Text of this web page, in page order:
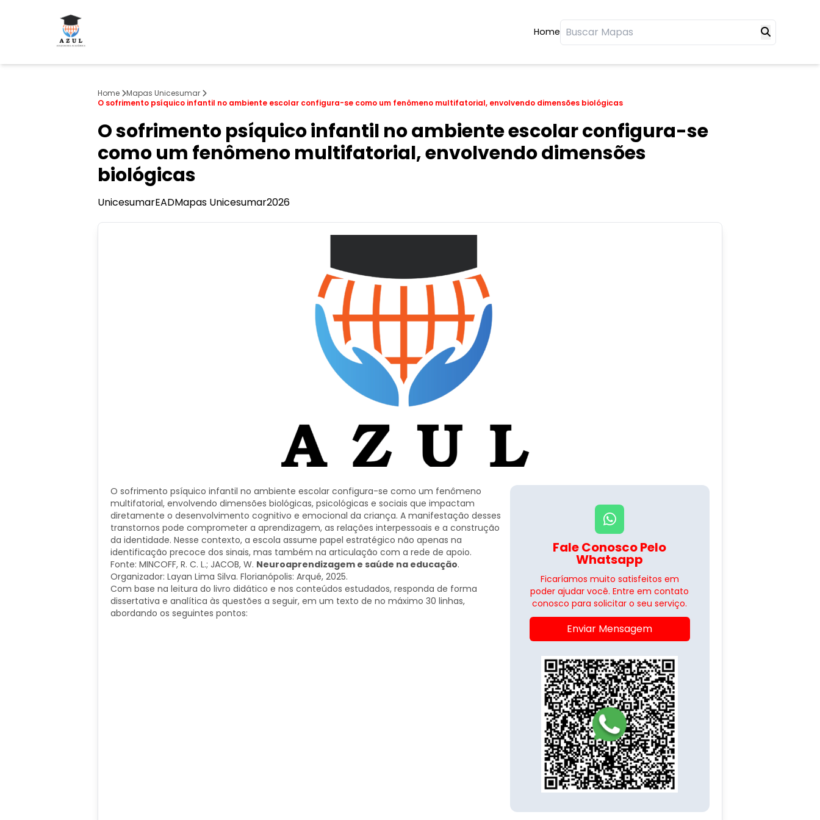
Home
Home
Mapas Unicesumar
O sofrimento psíquico infantil no ambiente escolar configura-se como um fenômeno multifatorial, envolvendo dimensões biológicas
O sofrimento psíquico infantil no ambiente escolar configura-se
como um fenômeno multifatorial, envolvendo dimensões
biológicas
UnicesumarEADMapas Unicesumar2026
O sofrimento psíquico infantil no ambiente escolar configura-se como um fenômeno
multifatorial, envolvendo dimensões biológicas, psicológicas e sociais que impactam
diretamente o desenvolvimento cognitivo e emocional da criança. A manifestação desses
transtornos pode comprometer a aprendizagem, as relações interpessoais e a construção
da identidade. Nesse contexto, a escola assume papel estratégico não apenas na
identificação precoce dos sinais, mas também na articulação com a rede de apoio.
Fonte: MINCOFF, R. C. L.; JACOB, W. Neuroaprendizagem e saúde na educação.
Organizador: Layan Lima Silva. Florianópolis: Arqué, 2025.
Com base na leitura do livro didático e nos conteúdos estudados, responda de forma
dissertativa e analítica às questões a seguir, em um texto de no máximo 30 linhas,
abordando os seguintes pontos:
Fale Conosco Pelo
Whatsapp
Ficaríamos muito satisfeitos em
poder ajudar você. Entre em contato
conosco para solicitar o seu serviço.
Enviar Mensagem